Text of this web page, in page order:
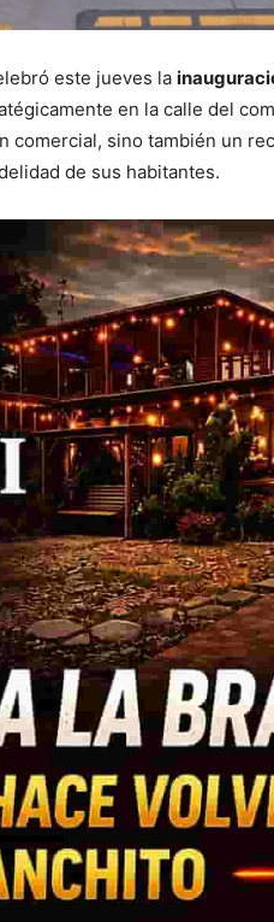
este jueves la
en la calle del
comercial, sino también un
de sus habitantes.